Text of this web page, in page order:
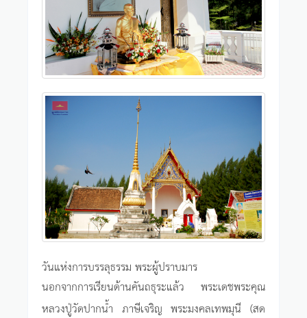
วันแห่งการบรรลุธรรม พระผู้ปราบมาร
นอกจากการเรียนด้านคันถธุระแล้ว พระเดชพระคุณ
หลวงปู่วัดปากน้ำ ภาษีเจริญ พระมงคลเทพมุนี (สด